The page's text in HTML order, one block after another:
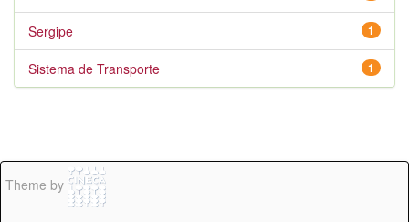
1
Sergipe
1
Sistema de Transporte
Theme by